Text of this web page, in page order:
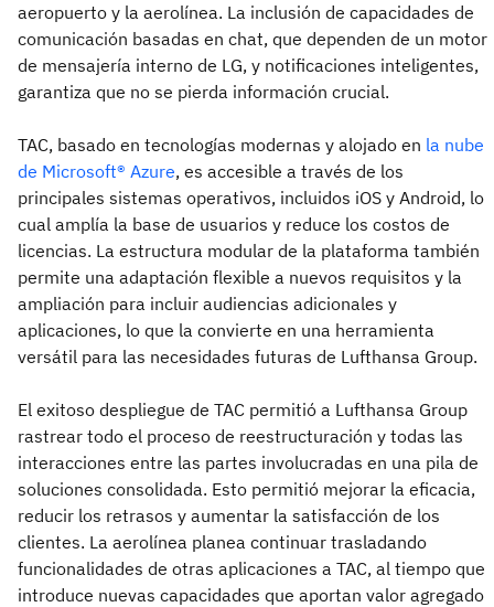
aeropuerto y la aerolínea. La inclusión de capacidades de
comunicación basadas en chat, que dependen de un motor
de mensajería interno de LG, y notificaciones inteligentes,
garantiza que no se pierda información crucial.
TAC, basado en tecnologías modernas y alojado en la nube
de Microsoft® Azure, es accesible a través de los
principales sistemas operativos, incluidos iOS y Android, lo
cual amplía la base de usuarios y reduce los costos de
licencias. La estructura modular de la plataforma también
permite una adaptación flexible a nuevos requisitos y la
ampliación para incluir audiencias adicionales y
aplicaciones, lo que la convierte en una herramienta
versátil para las necesidades futuras de Lufthansa Group.
El exitoso despliegue de TAC permitió a Lufthansa Group
rastrear todo el proceso de reestructuración y todas las
interacciones entre las partes involucradas en una pila de
soluciones consolidada. Esto permitió mejorar la eficacia,
reducir los retrasos y aumentar la satisfacción de los
clientes. La aerolínea planea continuar trasladando
funcionalidades de otras aplicaciones a TAC, al tiempo que
introduce nuevas capacidades que aportan valor agregado